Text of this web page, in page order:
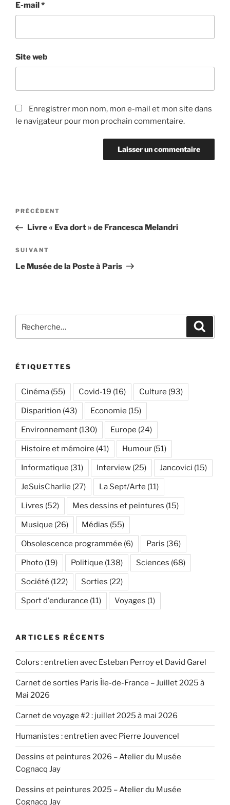
E-mail*
Site web
Enregistrer mon nom, mon e-mail et mon site dans
le navigateur pour mon prochain commentaire.
Navigation
l’article
Article
précédent
PRÉCÉDENT
Livre « Eva dort » de Francesca Melandri
Article
suivant
SUIVANT
Le Musée de la Poste à Paris
pour
ÉTIQUETTES
Cinéma (55) Covid-19 (16) Culture (93)
Disparition (43) Economie (15)
Environnement (130) Europe (24)
Histoire et mémoire (41) Humour (51)
Informatique (31) Interview (25) Jancovici (15)
JeSuisCharlie (27) La Sept/Arte (11)
Livres (52) Mes dessins et peintures (15)
Musique (26) Médias (55)
Obsolescence programmée (6) Paris (36)
Photo (19) Politique (138) Sciences (68)
Société (122) Sorties (22)
Sport d'endurance (11) Voyages (1)
ARTICLES RÉCENTS
Colors : entretien avec Esteban Perroy et David Garel
Carnet de sorties Paris Île-de-France – Juillet 2025 à
Mai 2026
Carnet de voyage #2 : juillet 2025 à mai 2026
Humanistes : entretien avec Pierre Jouvencel
Dessins et peintures 2026 – Atelier du Musée
Cognacq Jay
Dessins et peintures 2025 – Atelier du Musée
Cognacq Jay